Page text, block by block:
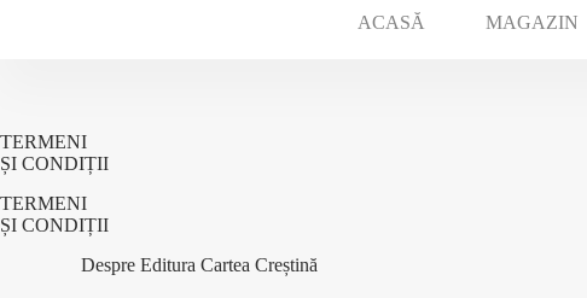
ACASĂ MAGAZIN
TERMENI
ȘI CONDIȚII
TERMENI
ȘI CONDIȚII
Despre Editura Cartea Creștină